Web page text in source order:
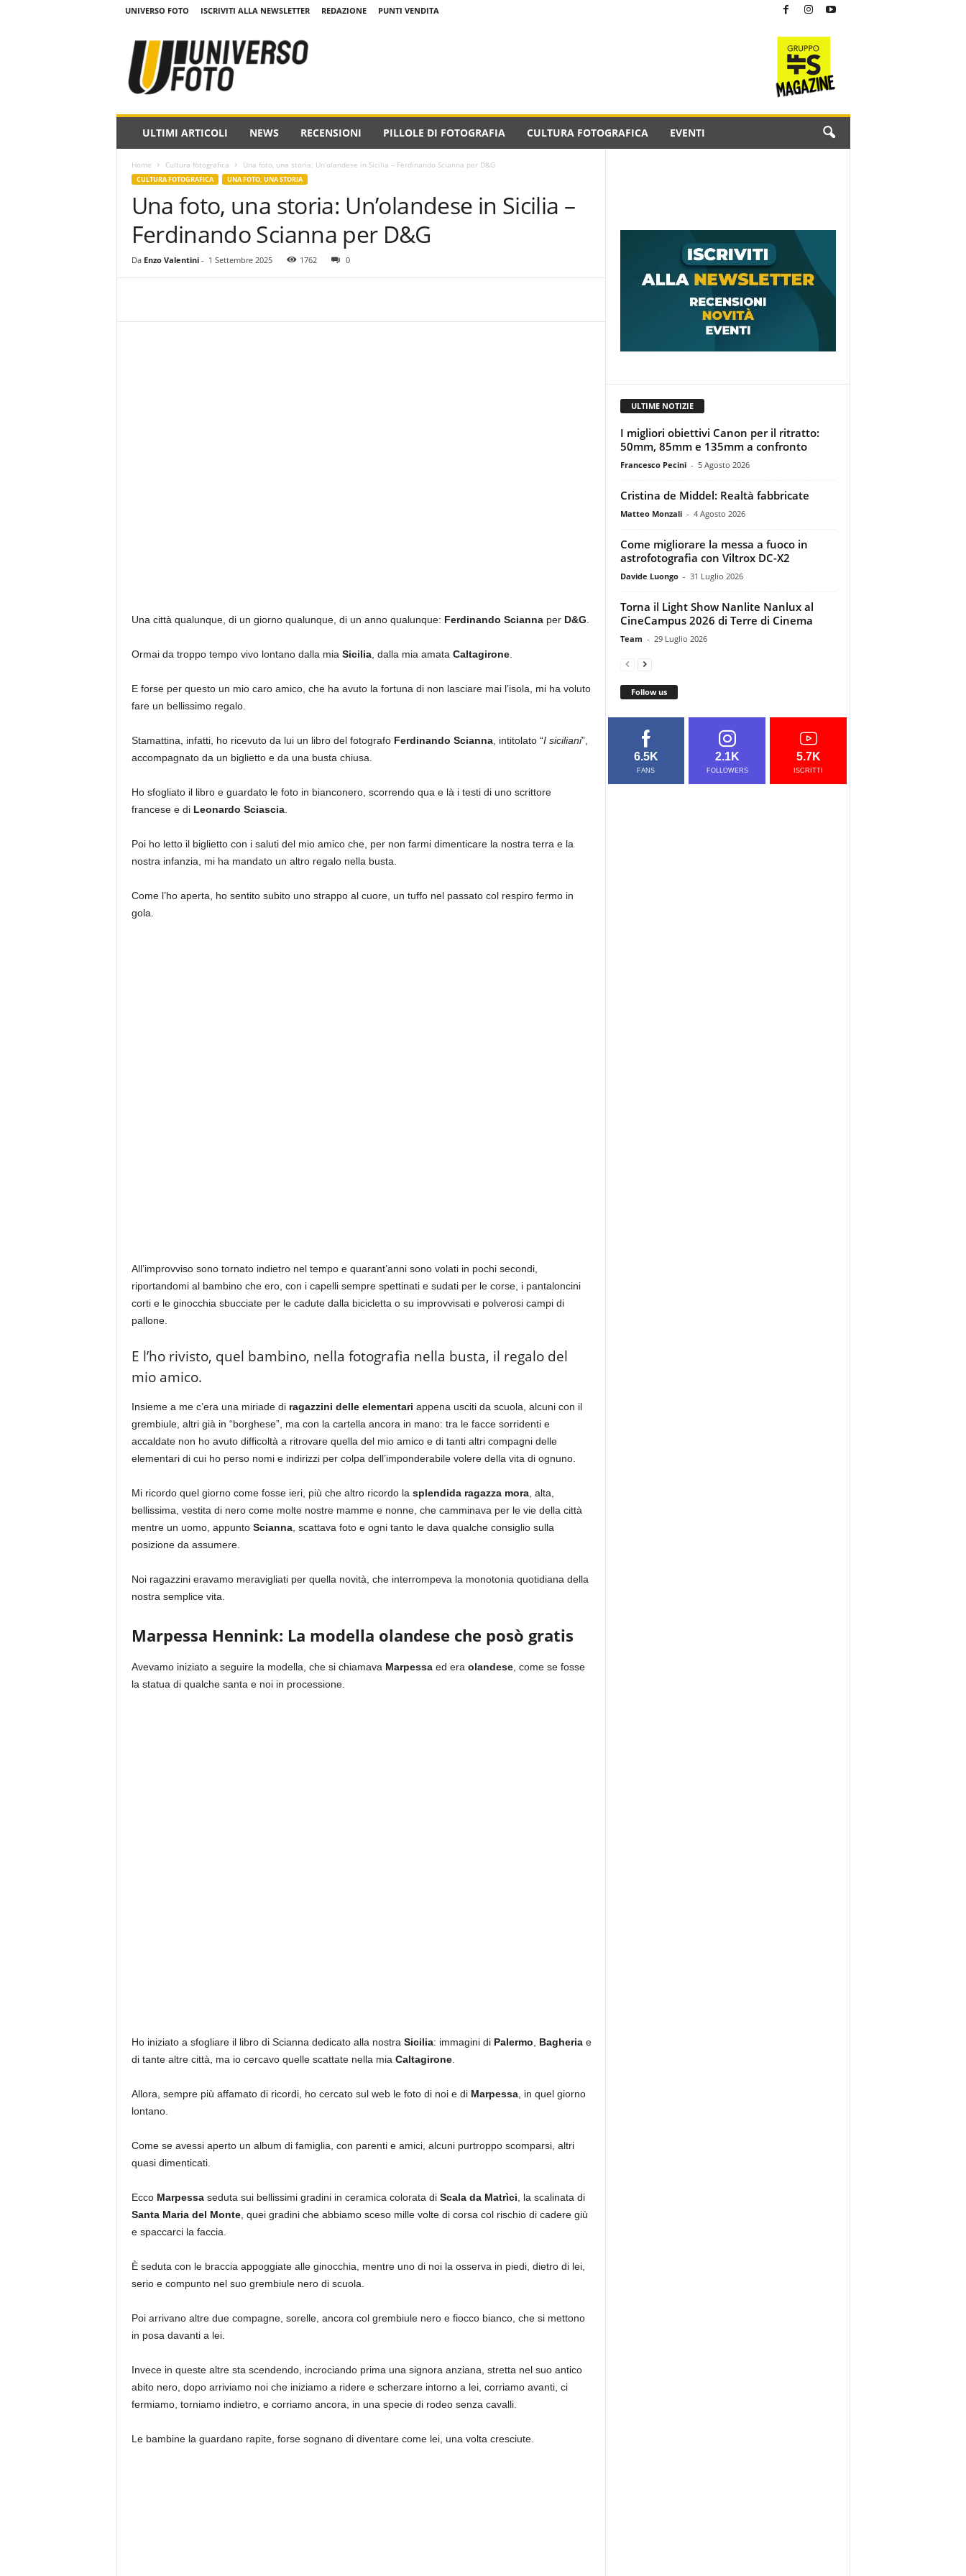
UNIVERSO FOTO ISCRIVITI ALLA NEWSLETTER REDAZIONE PUNTI VENDITA
.
ULTIMI ARTICOLI NEWS RECENSIONI PILLOLE DI FOTOGRAFIA CULTURA FOTOGRAFICA EVENTI
Home Cultura fotografica Una foto, una storia: Un’olandese in Sicilia – Ferdinando Scianna per D&G
CULTURA FOTOGRAFICA UNA FOTO, UNA STORIA
Una foto, una storia: Un’olandese in Sicilia –
Ferdinando Scianna per D&G
Da Enzo Valentini- 1 Settembre 2025 1762 0
Una città qualunque, di un giorno qualunque, di un anno qualunque: Ferdinando Scianna per D&G
Ormai da troppo tempo vivo lontano dalla mia Sicilia, dalla mia amata Caltagirone.
E forse per questo un mio caro amico, che ha avuto la fortuna di non lasciare mai l’isola, mi ha voluto
fare un bellissimo regalo.
Stamattina, infatti, ho ricevuto da lui un libro del fotografo Ferdinando Scianna, intitolato “I siciliani”,
accompagnato da un biglietto e da una busta chiusa.
Ho sfogliato il libro e guardato le foto in bianconero, scorrendo qua e là i testi di uno scrittore
francese e di Leonardo Sciascia.
Poi ho letto il biglietto con i saluti del mio amico che, per non farmi dimenticare la nostra terra e la
nostra infanzia, mi ha mandato un altro regalo nella busta.
Come l’ho aperta, ho sentito subito uno strappo al cuore, un tuffo nel passato col respiro fermo in
gola.
All’improvviso sono tornato indietro nel tempo e quarant’anni sono volati in pochi secondi,
riportandomi al bambino che ero, con i capelli sempre spettinati e sudati per le corse, i pantaloncini
corti e le ginocchia sbucciate per le cadute dalla bicicletta o su improvvisati e polverosi campi di
pallone.
E l’ho rivisto, quel bambino, nella fotografia nella busta, il regalo del
mio amico.
Insieme a me c’era una miriade di ragazzini delle elementari appena usciti da scuola, alcuni con il
grembiule, altri già in “borghese”, ma con la cartella ancora in mano: tra le facce sorridenti e
accaldate non ho avuto difficoltà a ritrovare quella del mio amico e di tanti altri compagni delle
elementari di cui ho perso nomi e indirizzi per colpa dell’imponderabile volere della vita di ognuno.
Mi ricordo quel giorno come fosse ieri, più che altro ricordo la splendida ragazza mora, alta,
bellissima, vestita di nero come molte nostre mamme e nonne, che camminava per le vie della città
mentre un uomo, appunto Scianna, scattava foto e ogni tanto le dava qualche consiglio sulla
posizione da assumere.
Noi ragazzini eravamo meravigliati per quella novità, che interrompeva la monotonia quotidiana della
nostra semplice vita.
Marpessa Hennink: La modella olandese che posò gratis
Avevamo iniziato a seguire la modella, che si chiamava Marpessa ed era olandese, come se fosse
la statua di qualche santa e noi in processione.
Ho iniziato a sfogliare il libro di Scianna dedicato alla nostra Sicilia: immagini di Palermo Bagheria e
di tante altre città, ma io cercavo quelle scattate nella mia Caltagirone.
Allora, sempre più affamato di ricordi, ho cercato sul web le foto di noi e di Marpessa, in quel giorno
lontano.
Come se avessi aperto un album di famiglia, con parenti e amici, alcuni purtroppo scomparsi, altri
quasi dimenticati.
Ecco Marpessa seduta sui bellissimi gradini in ceramica colorata di Scala da Matrìci , la scalinata di
Santa Maria del Monte, quei gradini che abbiamo sceso mille volte di corsa col rischio di cadere giù
e spaccarci la faccia.
È seduta con le braccia appoggiate alle ginocchia, mentre uno di noi la osserva in piedi, dietro di lei,
serio e compunto nel suo grembiule nero di scuola.
Poi arrivano altre due compagne, sorelle, ancora col grembiule nero e fiocco bianco, che si mettono
in posa davanti a lei.
Invece in queste altre sta scendendo, incrociando prima una signora anziana, stretta nel suo antico
abito nero, dopo arriviamo noi che iniziamo a ridere e scherzare intorno a lei, corriamo avanti, ci
fermiamo, torniamo indietro, e corriamo ancora, in una specie di rodeo senza cavalli.
Le bambine la guardano rapite, forse sognano di diventare come lei, una volta cresciute.
ULTIME NOTIZIE
I migliori obiettivi Canon per il ritratto:
50mm, 85mm e 135mm a confronto
Francesco Pecini - 5 Agosto 2026
Cristina de Middel: Realtà fabbricate
Matteo Monzali - 4 Agosto 2026
Come migliorare la messa a fuoco in
astrofotografia con Viltrox DC-X2
Davide Luongo - 31 Luglio 2026
Torna il Light Show Nanlite Nanlux al
CineCampus 2026 di Terre di Cinema
Team - 29 Luglio 2026
Follow us
6.5K
FANS
2.1K
FOLLOWERS
5.7K
ISCRITTI